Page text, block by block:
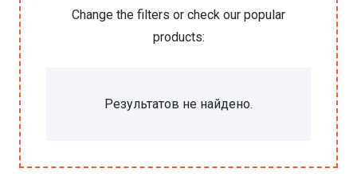
Change the filters or check our popular
products:
Результатов не найдено.